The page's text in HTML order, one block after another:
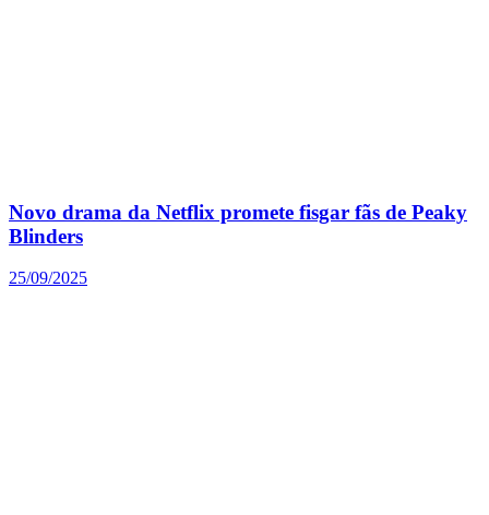
Novo drama da Netflix promete fisgar fãs de Peaky
Blinders
25/09/2025